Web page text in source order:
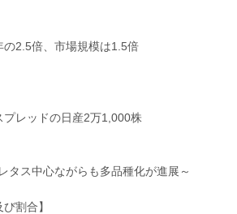
2.5倍、市場規模は1.5倍
レッドの日産2万1,000株
中心ながらも多品種化が進展～
割合】